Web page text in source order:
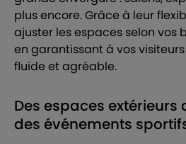
plus encore. Grâce à leur
ajuster les espaces selon vos
en garantissant à vos
fluide et agréable.
Des espaces extérieurs
des événements